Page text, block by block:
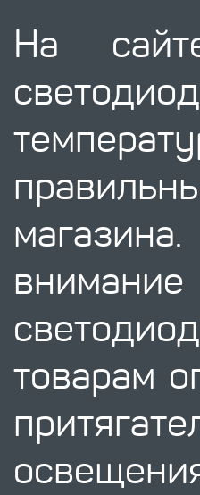
На
товарам